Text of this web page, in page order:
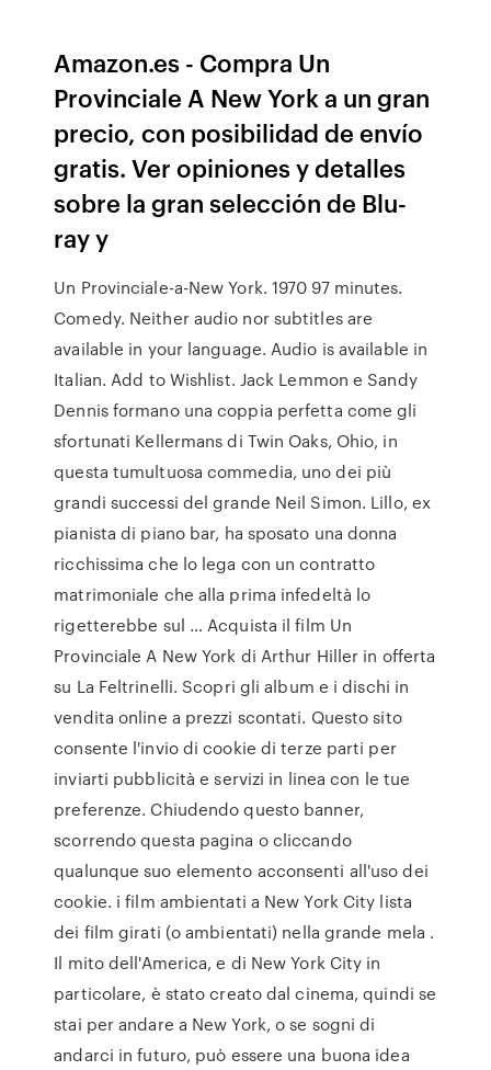
Amazon.es - Compra Un
Provinciale A New York a un gran
precio, con posibilidad de envío
gratis. Ver opiniones y detalles
sobre la gran selección de Blu-
ray y
Un Provinciale-a-New York. 1970 97 minutes.
Comedy. Neither audio nor subtitles are
available in your language. Audio is available in
Italian. Add to Wishlist. Jack Lemmon e Sandy
Dennis formano una coppia perfetta come gli
sfortunati Kellermans di Twin Oaks, Ohio, in
questa tumultuosa commedia, uno dei più
grandi successi del grande Neil Simon. Lillo, ex
pianista di piano bar, ha sposato una donna
ricchissima che lo lega con un contratto
matrimoniale che alla prima infedeltà lo
rigetterebbe sul … Acquista il film Un
Provinciale A New York di Arthur Hiller in offerta
su La Feltrinelli. Scopri gli album e i dischi in
vendita online a prezzi scontati. Questo sito
consente l'invio di cookie di terze parti per
inviarti pubblicità e servizi in linea con le tue
preferenze. Chiudendo questo banner,
scorrendo questa pagina o cliccando
qualunque suo elemento acconsenti all'uso dei
cookie. i film ambientati a New York City lista
dei film girati (o ambientati) nella grande mela .
Il mito dell'America, e di New York City in
particolare, è stato creato dal cinema, quindi se
stai per andare a New York, o se sogni di
andarci in futuro, può essere una buona idea